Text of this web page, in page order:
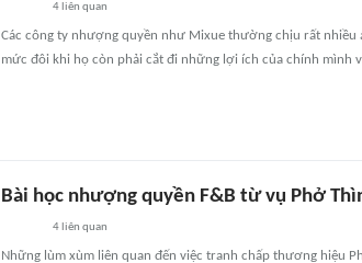
4liên quan
Các công ty nhượng quyền như Mixue thường chịu rất
mức đôi khi họ còn phải cắt đi những lợi ích của chính mình
Bài học nhượng quyền F&B từ vụ Phở
4liên quan
Những lùm xùm liên quan đến việc tranh chấp thương hiệu